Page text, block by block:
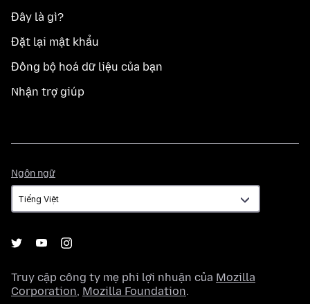
Đây là gì?
Đặt lại mật khẩu
Đồng bộ hoá dữ liệu của bạn
Nhận trợ giúp
Ngôn ngữ
ngữ
Truy cập công ty mẹ phi lợi nhuận của Mozilla
Corporation, Mozilla Foundation.